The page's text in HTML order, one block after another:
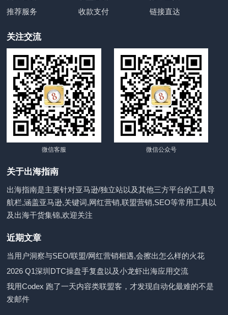
推荐服务
收款支付 链接直达
关注交流
微信客服 微信公众号
关于出海指南
出海指南是主要针对亚马逊/独立站以及其他三方平台的工具导
航栏,涵盖亚马逊,关键词,网红营销,联盟营销,SEO等常用工具以
及出海干货集锦,欢迎关注
近期文章
当用户洞察与SEO/联盟/网红营销相遇,会擦出怎么样的火花
2026 Q1深圳DTC操盘手复盘以及小龙虾出海应用交流
我用Codex 跑了一天内容类联盟客，才发现自动化最难的不是
发邮件